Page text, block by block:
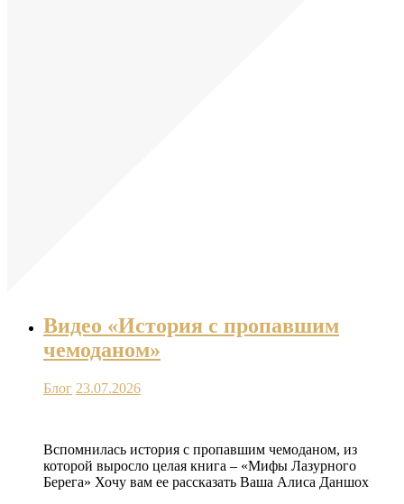
Видео «История с пропавшим
чемоданом»
Блог 23.07.2026
Вспомнилась история с пропавшим чемоданом, из
которой выросло целая книга – «Мифы Лазурного
Берега» Хочу вам ее рассказать Ваша Алиса Даншох